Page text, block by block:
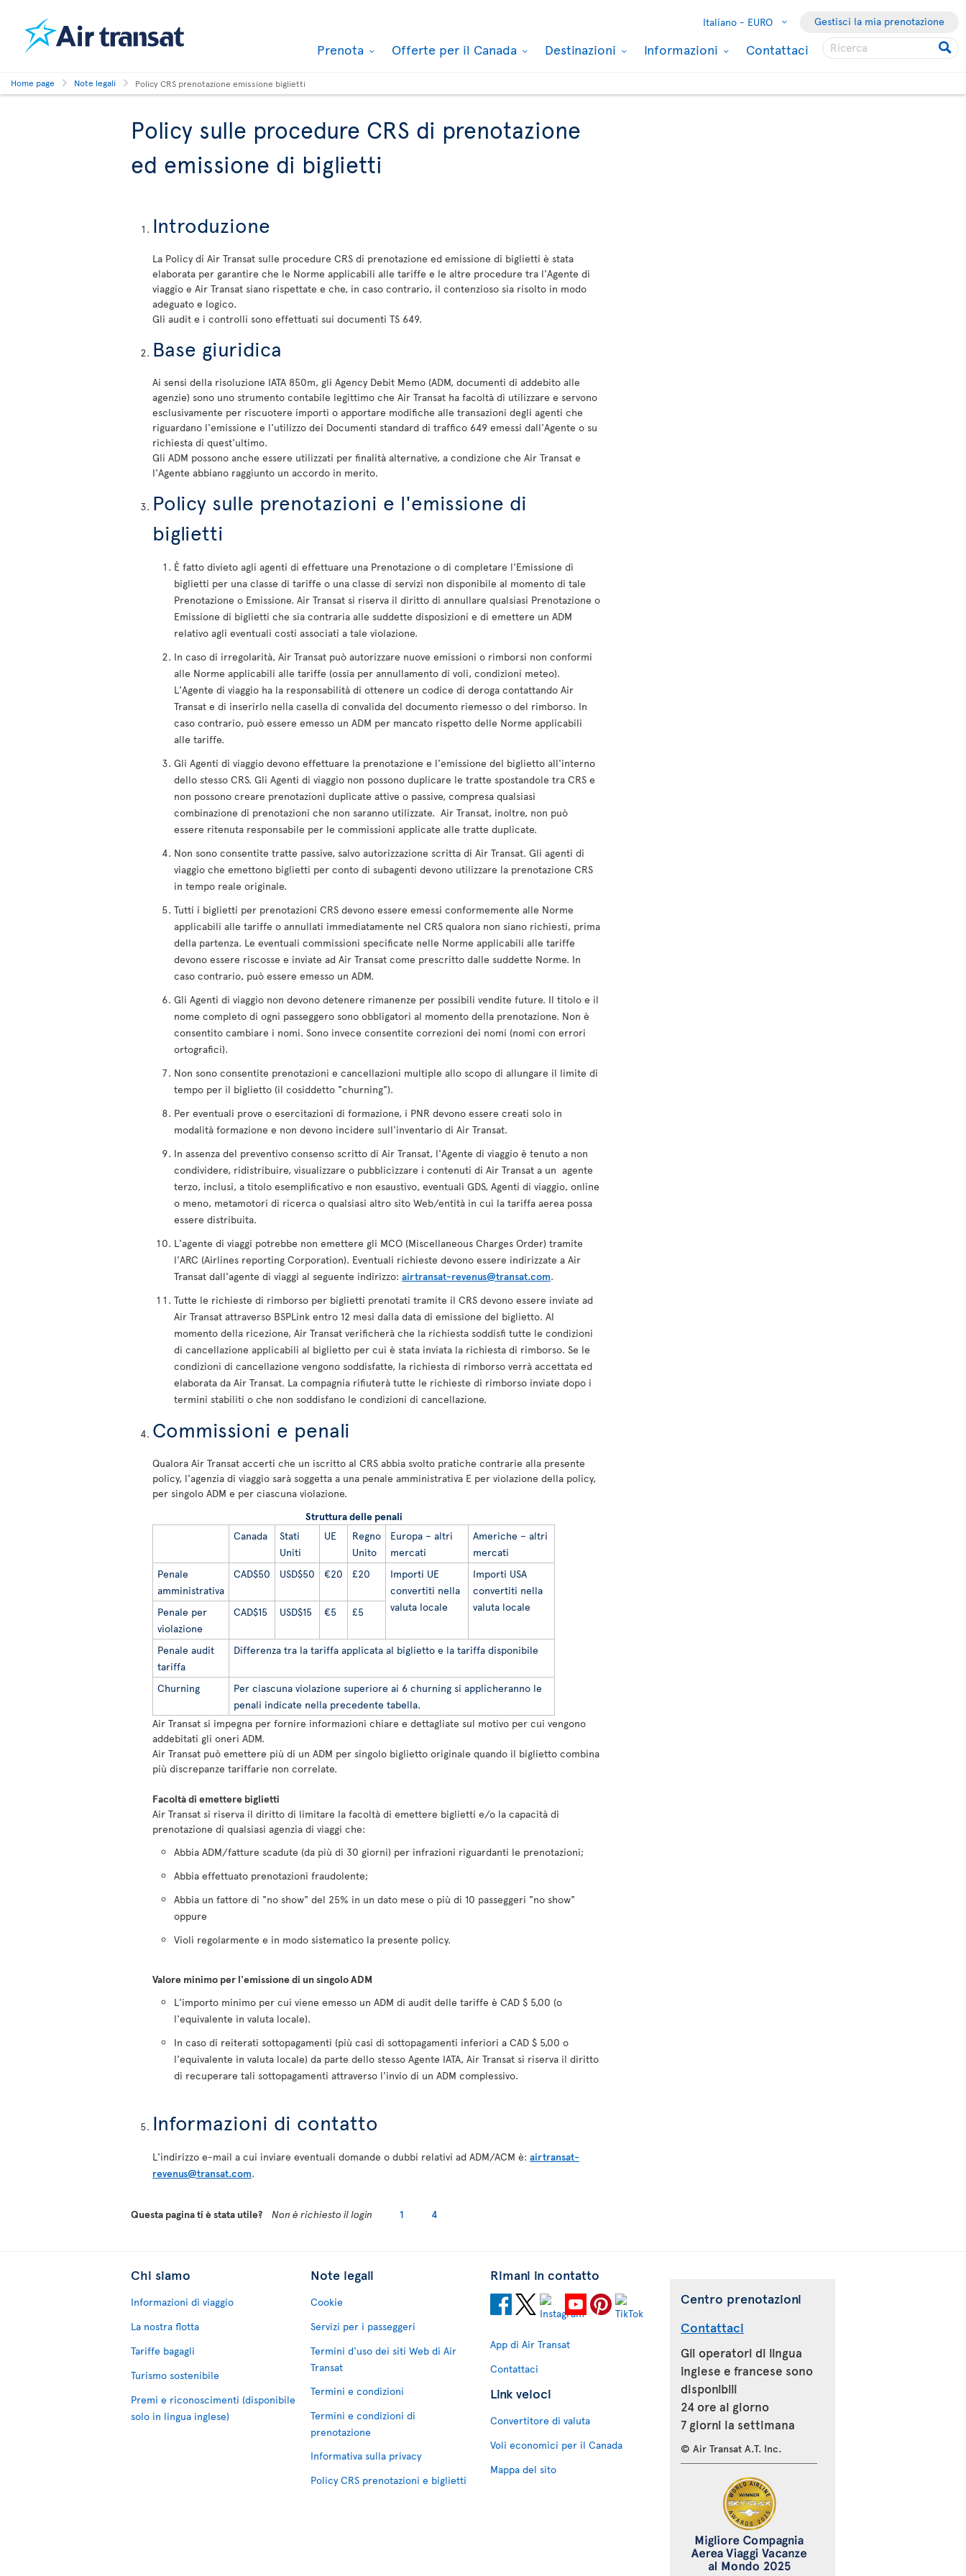
Italiano - EURO Gestisci la mia prenotazione
Prenota Offerte per il Canada Destinazioni Informazioni Contattaci
Home page Note legali Policy CRS prenotazione emissione biglietti
Policy sulle procedure CRS di prenotazione
ed emissione di biglietti
Introduzione
La Policy di Air Transat sulle procedure CRS di prenotazione ed emissione di biglietti è stata
elaborata per garantire che le Norme applicabili alle tariffe e le altre procedure tra l'Agente di
viaggio e Air Transat siano rispettate e che, in caso contrario, il contenzioso sia risolto in modo
adeguato e logico.
Gli audit e i controlli sono effettuati sui documenti TS 649.
Base giuridica
Ai sensi della risoluzione IATA 850m, gli Agency Debit Memo (ADM, documenti di addebito alle
agenzie) sono uno strumento contabile legittimo che Air Transat ha facoltà di utilizzare e servono
esclusivamente per riscuotere importi o apportare modifiche alle transazioni degli agenti che
riguardano l'emissione e l'utilizzo dei Documenti standard di traffico 649 emessi dall'Agente o su
richiesta di quest'ultimo.
Gli ADM possono anche essere utilizzati per finalità alternative, a condizione che Air Transat e
l'Agente abbiano raggiunto un accordo in merito.
Policy sulle prenotazioni e l'emissione di
biglietti
È fatto divieto agli agenti di effettuare una Prenotazione o di completare l'Emissione di
biglietti per una classe di tariffe o una classe di servizi non disponibile al momento di tale
Prenotazione o Emissione. Air Transat si riserva il diritto di annullare qualsiasi Prenotazione o
Emissione di biglietti che sia contraria alle suddette disposizioni e di emettere un ADM
relativo agli eventuali costi associati a tale violazione.
In caso di irregolarità, Air Transat può autorizzare nuove emissioni o rimborsi non conformi
alle Norme applicabili alle tariffe (ossia per annullamento di voli, condizioni meteo).
L'Agente di viaggio ha la responsabilità di ottenere un codice di deroga contattando Air
Transat e di inserirlo nella casella di convalida del documento riemesso o del rimborso. In
caso contrario, può essere emesso un ADM per mancato rispetto delle Norme applicabili
alle tariffe.
Gli Agenti di viaggio devono effettuare la prenotazione e l'emissione del biglietto all'interno
dello stesso CRS. Gli Agenti di viaggio non possono duplicare le tratte spostandole tra CRS e
non possono creare prenotazioni duplicate attive o passive, compresa qualsiasi
combinazione di prenotazioni che non saranno utilizzate. Air Transat, inoltre, non può
essere ritenuta responsabile per le commissioni applicate alle tratte duplicate.
Non sono consentite tratte passive, salvo autorizzazione scritta di Air Transat. Gli agenti di
viaggio che emettono biglietti per conto di subagenti devono utilizzare la prenotazione CRS
in tempo reale originale.
Tutti i biglietti per prenotazioni CRS devono essere emessi conformemente alle Norme
applicabili alle tariffe o annullati immediatamente nel CRS qualora non siano richiesti, prima
della partenza. Le eventuali commissioni specificate nelle Norme applicabili alle tariffe
devono essere riscosse e inviate ad Air Transat come prescritto dalle suddette Norme. In
caso contrario, può essere emesso un ADM.
Gli Agenti di viaggio non devono detenere rimanenze per possibili vendite future. Il titolo e il
nome completo di ogni passeggero sono obbligatori al momento della prenotazione. Non è
consentito cambiare i nomi. Sono invece consentite correzioni dei nomi (nomi con errori
ortografici).
Non sono consentite prenotazioni e cancellazioni multiple allo scopo di allungare il limite di
tempo per il biglietto (il cosiddetto "churning").
Per eventuali prove o esercitazioni di formazione, i PNR devono essere creati solo in
modalità formazione e non devono incidere sull'inventario di Air Transat.
In assenza del preventivo consenso scritto di Air Transat, l'Agente di viaggio è tenuto a non
condividere, ridistribuire, visualizzare o pubblicizzare i contenuti di Air Transat a un agente
terzo, inclusi, a titolo esemplificativo e non esaustivo, eventuali GDS, Agenti di viaggio, online
o meno, metamotori di ricerca o qualsiasi altro sito Web/entità in cui la tariffa aerea possa
essere distribuita.
L'agente di viaggi potrebbe non emettere gli MCO (Miscellaneous Charges Order) tramite
l'ARC (Airlines reporting Corporation). Eventuali richieste devono essere indirizzate a Air
Transat dall'agente di viaggi al seguente indirizzo: airtransat-revenus@transat.com.
Tutte le richieste di rimborso per biglietti prenotati tramite il CRS devono essere inviate ad
Air Transat attraverso BSPLink entro 12 mesi dalla data di emissione del biglietto. Al
momento della ricezione, Air Transat verificherà che la richiesta soddisfi tutte le condizioni
di cancellazione applicabili al biglietto per cui è stata inviata la richiesta di rimborso. Se le
condizioni di cancellazione vengono soddisfatte, la richiesta di rimborso verrà accettata ed
elaborata da Air Transat. La compagnia rifiuterà tutte le richieste di rimborso inviate dopo i
termini stabiliti o che non soddisfano le condizioni di cancellazione.
Commissioni e penali
Qualora Air Transat accerti che un iscritto al CRS abbia svolto pratiche contrarie alla presente
policy, l'agenzia di viaggio sarà soggetta a una penale amministrativa E per violazione della policy,
per singolo ADM e per ciascuna violazione.
Struttura delle penali
Canada
Stati
Uniti
UE
Regno
Unito
Europa – altri
mercati
Americhe – altri
mercati
Penale
amministrativa
CAD$50 USD$50 €20 £20
Importi UE
convertiti nella
valuta locale
Importi USA
convertiti nella
valuta locale
Penale per
violazione
CAD$15 USD$15 €5 £5
Penale audit
tariffa
Differenza tra la tariffa applicata al biglietto e la tariffa disponibile
Churning
Per ciascuna violazione superiore ai 6 churning si applicheranno le
penali indicate nella precedente tabella.
Air Transat si impegna per fornire informazioni chiare e dettagliate sul motivo per cui vengono
addebitati gli oneri ADM.
Air Transat può emettere più di un ADM per singolo biglietto originale quando il biglietto combina
più discrepanze tariffarie non correlate.
Facoltà di emettere biglietti
Air Transat si riserva il diritto di limitare la facoltà di emettere biglietti e/o la capacità di
prenotazione di qualsiasi agenzia di viaggi che:
Abbia ADM/fatture scadute (da più di 30 giorni) per infrazioni riguardanti le prenotazioni;
Abbia effettuato prenotazioni fraudolente;
Abbia un fattore di "no show" del 25% in un dato mese o più di 10 passeggeri "no show"
oppure
Violi regolarmente e in modo sistematico la presente policy.
Valore minimo per l'emissione di un singolo ADM
L'importo minimo per cui viene emesso un ADM di audit delle tariffe è CAD $ 5,00 (o
l'equivalente in valuta locale).
In caso di reiterati sottopagamenti (più casi di sottopagamenti inferiori a CAD $ 5,00 o
l'equivalente in valuta locale) da parte dello stesso Agente IATA, Air Transat si riserva il diritto
di recuperare tali sottopagamenti attraverso l'invio di un ADM complessivo.
Informazioni di contatto
L'indirizzo e-mail a cui inviare eventuali domande o dubbi relativi ad ADM/ACM è: airtransat-
revenus@transat.com.
Questa pagina ti è stata utile? Non è richiesto il login 1 4
Chi siamo
Informazioni di viaggio
La nostra flotta
Tariffe bagagli
Turismo sostenibile
Premi e riconoscimenti (disponibile
solo in lingua inglese)
Note legali
Cookie
Servizi per i passeggeri
Termini d'uso dei siti Web di Air
Transat
Termini e condizioni
Termini e condizioni di
prenotazione
Informativa sulla privacy
Policy CRS prenotazioni e biglietti
Rimani in contatto
App di Air Transat
Contattaci
Link veloci
Convertitore di valuta
Voli economici per il Canada
Mappa del sito
Centro prenotazioni
Contattaci
Gli operatori di lingua
inglese e francese sono
disponibili
24 ore al giorno
7 giorni la settimana
© Air Transat A.T. Inc.